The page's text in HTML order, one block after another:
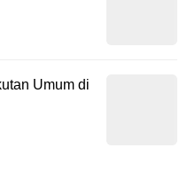
Umum di